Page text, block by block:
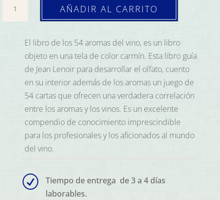
cantidad
AÑADIR AL CARRITO
El libro de los 54 aromas del vino, es un libro
objeto en una tela de color carmín. Esta libro guía
de Jean Lenoir para desarrollar el olfato, cuento
en su interior además de los aromas un juego de
54 cartas que ofrecen una verdadera correlación
entre los aromas y los vinos. Es un excelente
compendio de conocimiento imprescindible
para los profesionales y los aficionados al mundo
del vino.
R
Tiempo de entrega de 3 a 4 días
laborables.